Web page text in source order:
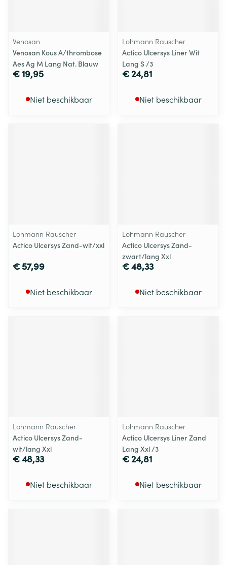
Venosan
Venosan Kous A/thrombose
Aes Ag M Lang Nat. Blauw
€ 19,95
Niet beschikbaar
Lohmann Rauscher
Actico Ulcersys Liner Wit
Lang S /3
€ 24,81
Niet beschikbaar
Lohmann Rauscher
Actico Ulcersys Zand-wit/xxl
€ 57,99
Niet beschikbaar
Lohmann Rauscher
Actico Ulcersys Zand-
zwart/lang Xxl
€ 48,33
Niet beschikbaar
Lohmann Rauscher
Actico Ulcersys Zand-
wit/lang Xxl
€ 48,33
Niet beschikbaar
Lohmann Rauscher
Actico Ulcersys Liner Zand
Lang Xxl /3
€ 24,81
Niet beschikbaar